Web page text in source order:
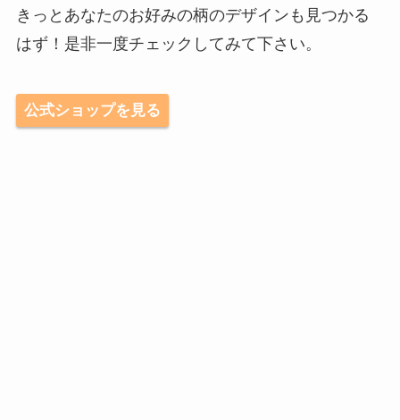
きっとあなたのお好みの柄のデザインも見つかる
はず！是非一度チェックしてみて下さい。
公式ショップを見る